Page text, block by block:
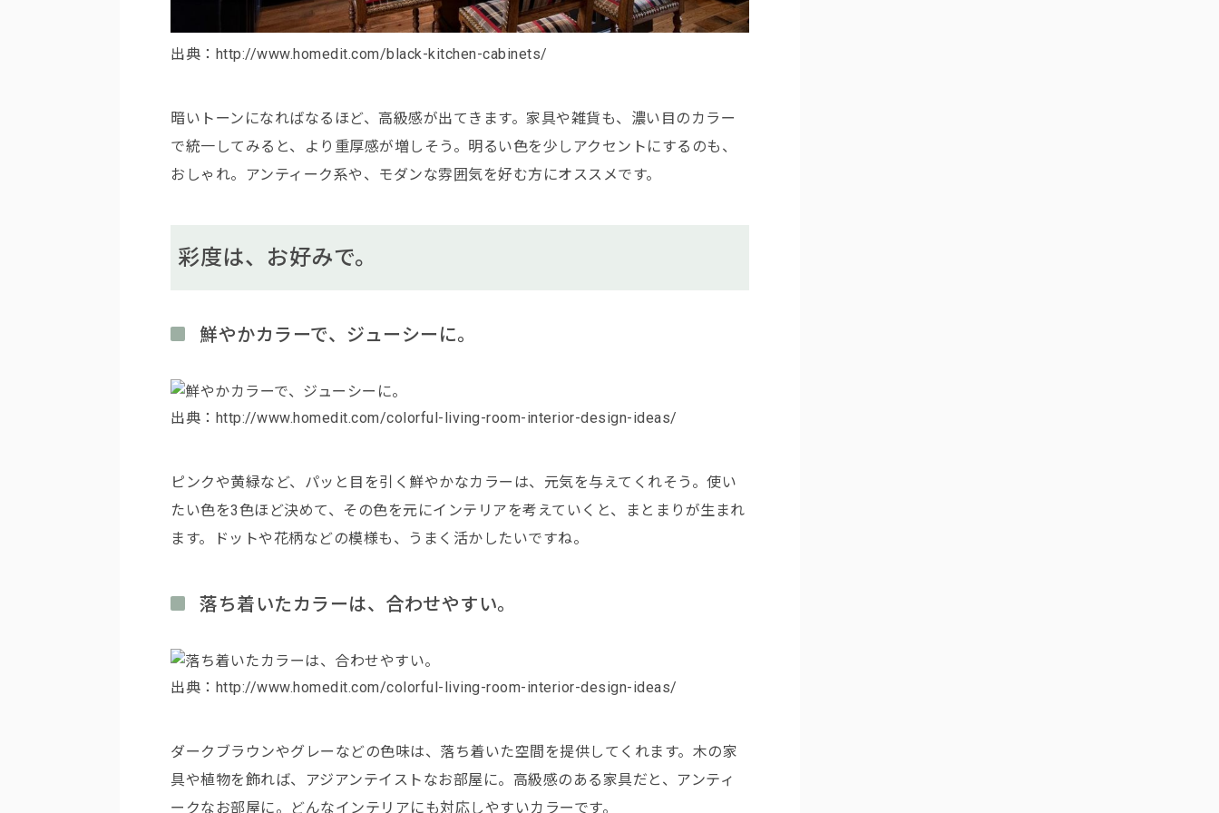
出典：http://www.homedit.com/black-kitchen-cabinets/
暗いトーンになればなるほど、高級感が出てきます。家具や雑貨も、濃い目のカラー
で統一してみると、より重厚感が増しそう。明るい色を少しアクセントにするのも、
おしゃれ。アンティーク系や、モダンな雰囲気を好む方にオススメです。
彩度は、お好みで。
鮮やかカラーで、ジューシーに。
出典：http://www.homedit.com/colorful-living-room-interior-design-ideas/
ピンクや黄緑など、パッと目を引く鮮やかなカラーは、元気を与えてくれそう。使い
たい色を3色ほど決めて、その色を元にインテリアを考えていくと、まとまりが生まれ
ます。ドットや花柄などの模様も、うまく活かしたいですね。
落ち着いたカラーは、合わせやすい。
出典：http://www.homedit.com/colorful-living-room-interior-design-ideas/
ダークブラウンやグレーなどの色味は、落ち着いた空間を提供してくれます。木の家
具や植物を飾れば、アジアンテイストなお部屋に。高級感のある家具だと、アンティ
ークなお部屋に。どんなインテリアにも対応しやすいカラーです。